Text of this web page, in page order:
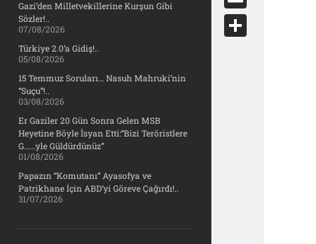
Gazi’den Milletvekillerine Kurşun Gibi
Sözler!..
07/08/2026
Türkiye 2.0’a Gidiş!..
05/08/2026
15 Temmuz Soruları… Nasuh Mahruki’nin
“Suçu”!..
03/08/2026
Er Gaziler 20 Gün Sonra Gelen MSB
Heyetine Böyle İsyan Etti:“Bizi Teröristlere
G……yle Güldürdünüz”
01/08/2026
Papazın “Komutanı” Ayasofya ve
Patrikhane İçin ABD’yi Göreve Çağırdı!..
31/07/2026
y
db
d
d
o
c
E